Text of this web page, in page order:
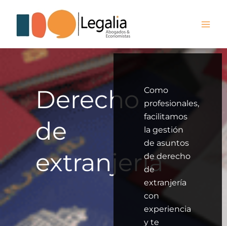
contenido
Derecho
de
extranjería
Como
profesionales,
facilitamos
la gestión
de asuntos
de derecho
de
extranjería
con
experiencia
y te